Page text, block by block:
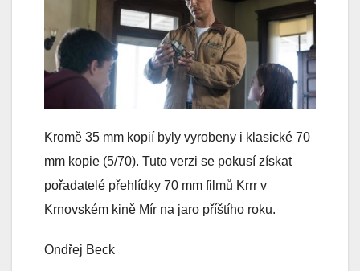
Kromě 35 mm kopií byly vyrobeny i klasické 70
mm kopie (5/70). Tuto verzi se pokusí získat
pořadatelé přehlídky 70 mm filmů Krrr v
Krnovském kině Mír na jaro příštího roku.
Ondřej Beck